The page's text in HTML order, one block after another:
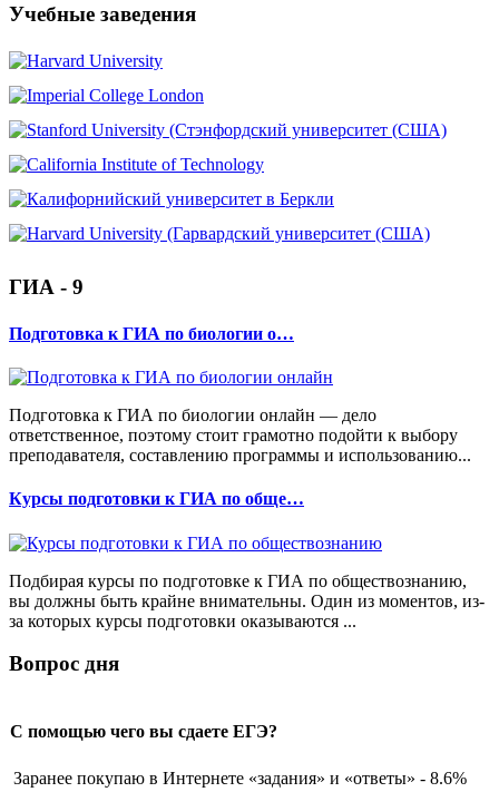
Учебные заведения
ГИА - 9
Подготовка к ГИА по биологии о…
Подготовка к ГИА по биологии онлайн — дело
ответственное, поэтому стоит грамотно подойти к выбору
преподавателя, составлению программы и использованию...
Курсы подготовки к ГИА по обще…
Подбирая курсы по подготовке к ГИА по обществознанию,
вы должны быть крайне внимательны. Один из моментов, из-
за которых курсы подготовки оказываются ...
Вопрос дня
С помощью чего вы сдаете ЕГЭ?
Заранее покупаю в Интернете «задания» и «ответы» - 8.6%